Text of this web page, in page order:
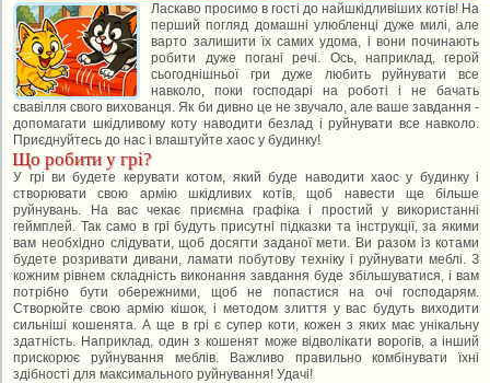
Ласкаво просимо в гості до найшкідливіших котів! На
перший погляд домашні улюбленці дуже милі, але
варто залишити їх самих удома, і вони починають
робити дуже погані речі. Ось, наприклад, герой
сьогоднішньої гри дуже любить руйнувати все
навколо, поки господарі на роботі і не бачать
свавілля свого вихованця. Як би дивно це не звучало, але ваше завдання -
допомагати шкідливому коту наводити безлад і руйнувати все навколо.
Приєднуйтесь до нас і влаштуйте хаос у будинку!
Що робити у грі?
У грі ви будете керувати котом, який буде наводити хаос у будинку і
створювати свою армію шкідливих котів, щоб навести ще більше
руйнувань. На вас чекає приємна графіка і простий у використанні
геймплей. Так само в грі будуть присутні підказки та інструкції, за якими
вам необхідно слідувати, щоб досягти заданої мети. Ви разом із котами
будете розривати дивани, ламати побутову техніку і руйнувати меблі. З
кожним рівнем складність виконання завдання буде збільшуватися, і вам
потрібно бути обережними, щоб не попастися на очі господарям.
Створюйте свою армію кішок, і методом злиття у вас будуть виходити
сильніші кошенята. А ще в грі є супер коти, кожен з яких має унікальну
здатність. Наприклад, один з кошенят може відволікати ворогів, а інший
прискорює руйнування меблів. Важливо правильно комбінувати їхні
здібності для максимального руйнування! Удачі!